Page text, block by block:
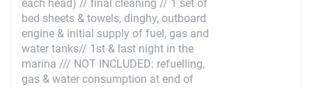
25/09/2027 - 02/10/2027
Забронировать
02/10/2027 - 09/10/2027
Забронировать
each head) // final cleaning // 1 set of
bed sheets & towels, dinghy, outboard
engine & initial supply of fuel, gas and
water tanks// 1st & last night in the
marina /// NOT INCLUDED: refuelling,
gas & water consumption at end of